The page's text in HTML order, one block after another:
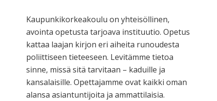
Kaupunkikorkeakoulu on yhteisöllinen,
avointa opetusta tarjoava instituutio. Opetus
kattaa laajan kirjon eri aiheita runoudesta
poliittiseen tieteeseen. Levitämme tietoa
sinne, missä sitä tarvitaan – kaduille ja
kansalaisille. Opettajamme ovat kaikki oman
alansa asiantuntijoita ja ammattilaisia.